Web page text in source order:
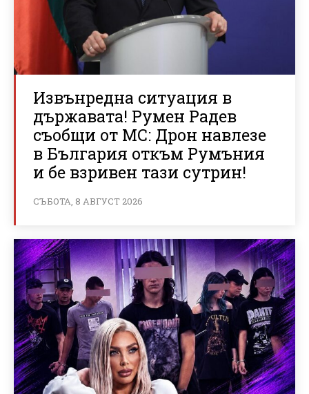
Извънредна ситуация в
държавата! Румен Радев
съобщи от МС: Дрон навлезе
в България откъм Румъния
и бе взривен тази сутрин!
СЪБОТА, 8 АВГУСТ 2026